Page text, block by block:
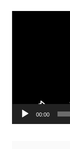
00:00